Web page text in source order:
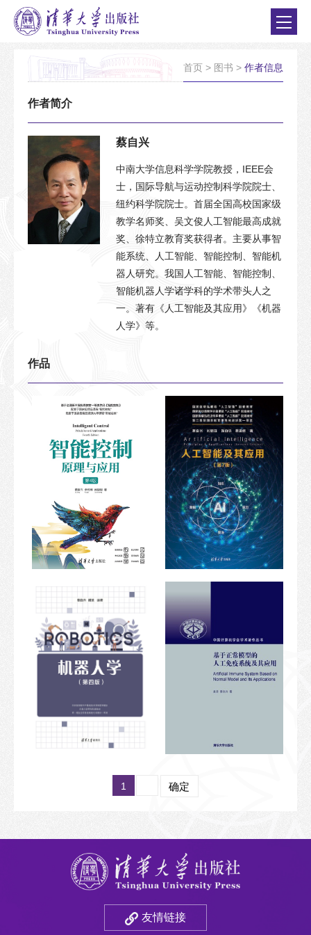
首页 > 图书 > 作者信息
作者简介
蔡自兴
中南大学信息科学学院教授，IEEE会
士，国际导航与运动控制科学院院士、
纽约科学院院士。首届全国高校国家级
教学名师奖、吴文俊人工智能最高成就
奖、徐特立教育奖获得者。主要从事智
能系统、人工智能、智能控制、智能机
器人研究。我国人工智能、智能控制、
智能机器人学诸学科的学术带头人之
一。著有《人工智能及其应用》《机器
人学》等。
作品
1 确定
友情链接